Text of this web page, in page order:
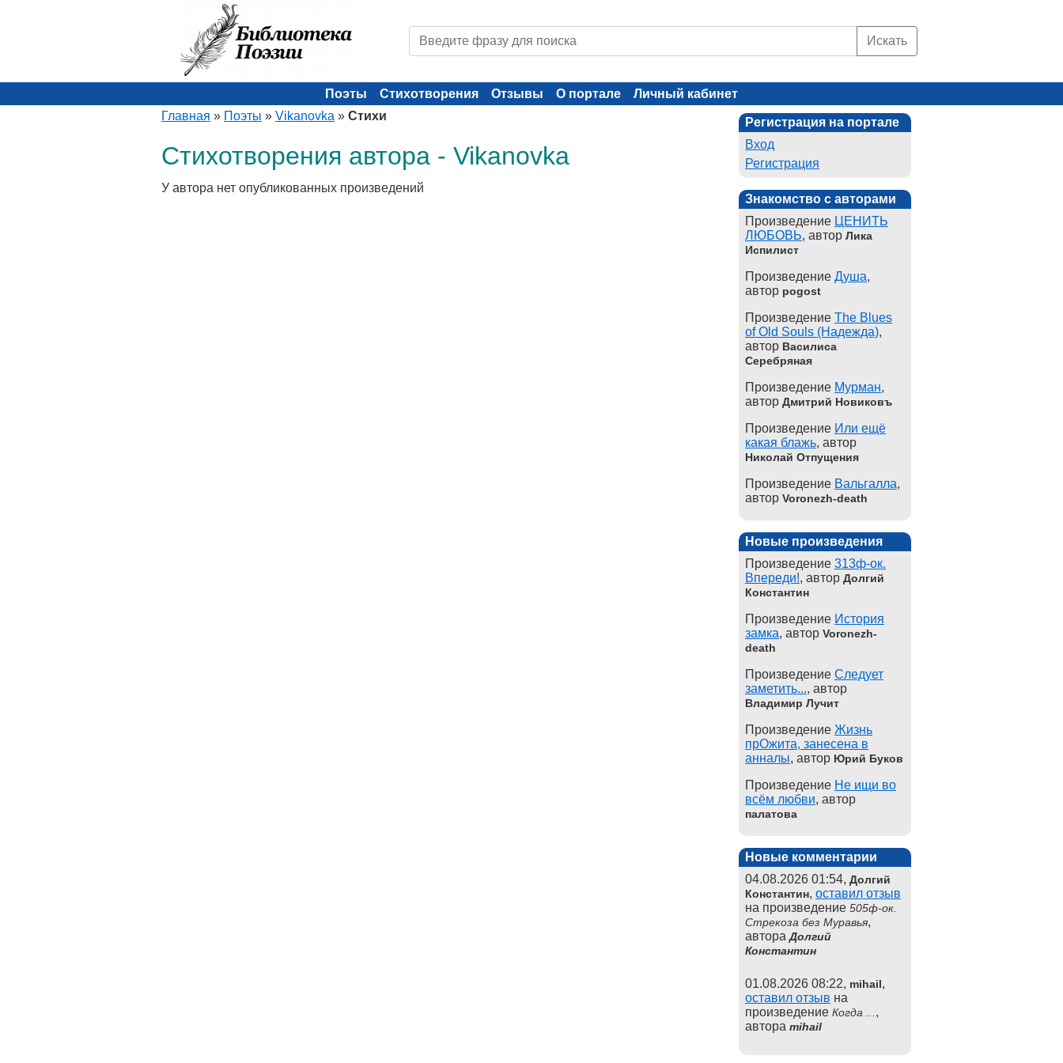
Искать
Поэты Стихотворения Отзывы О портале
Личный кабинет
Главная » Поэты » Vikanovka » Стихи
Стихотворения автора - Vikanovka
У автора нет опубликованных произведений
Регистрация на портале
Вход
Регистрация
Знакомство с авторами
Произведение ЦЕНИТЬ
ЛЮБОВЬ, автор Лика
Испилист
Произведение Душа,
автор pogost
Произведение The Blues
of Old Souls (Надежда),
автор Василиса
Серебряная
Произведение Мурман,
автор Дмитрий Новиковъ
Произведение Или ещё
какая блажь, автор
Николай Отпущения
Произведение Вальгалла,
автор Voronezh-death
Новые произведения
Произведение 313ф-ок.
Впереди!, автор Долгий
Константин
Произведение История
замка, автор Voronezh-
death
Произведение Следует
заметить..., автор
Владимир Лучит
Произведение Жизнь
прОжита, занесена в
анналы, автор Юрий Буков
Произведение Не ищи во
всём любви, автор
палатова
Новые комментарии
04.08.2026 01:54, Долгий
Константин, оставил отзыв
на произведение 505ф-ок.
Стрекоза без Муравья,
автораДолгий
Константин
01.08.2026 08:22, mihail,
оставил отзыв на
произведение Когда ... ,
автора mihail